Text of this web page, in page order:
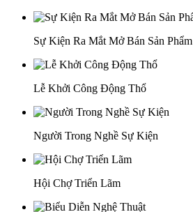
Sự Kiện Ra Mắt Mở Bán Sản Phẩm
Lễ Khởi Công Động Thổ
Người Trong Nghề Sự Kiện
Hội Chợ Triển Lãm